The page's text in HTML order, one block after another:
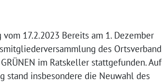
17.2.2023 Bereits am 1. Dezember
des Ortsverband
im Ratskeller stattgefunden. Auf
stand insbesondere die Neuwahl des